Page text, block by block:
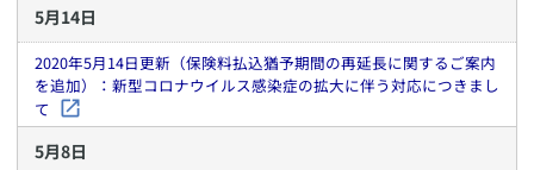
5月14日
2020年5月14日更新（保険料払込猶予期間の再延長に関するご案内
を追加）：新型コロナウイルス感染症の拡大に伴う対応につきまし
て
5月8日